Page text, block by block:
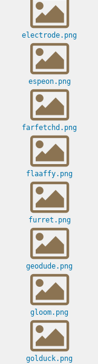
electrode.png
espeon.png
farfetchd.png
flaaffy.png
furret.png
geodude.png
gloom.png
golduck.png